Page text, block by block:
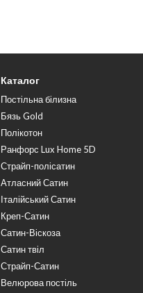
Каталог
Постільна білизна
Бязь Gold
Полікотон
Ранфорс Lux Home 5D
Страйп-полісатин
Атласний Сатин
Італійський Сатин
Креп-Сатин
Сатин-Віскоза
Сатин твіл
Страйп-Сатин
Велюрова постіль